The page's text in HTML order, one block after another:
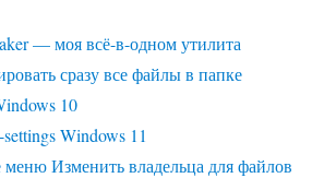
— моя всё-в-одном утилита
сразу все файлы в папке
10
Windows 11
меню Изменить владельца для файлов